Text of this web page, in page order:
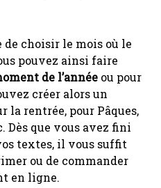
choisir le mois où le
pouvez ainsi faire
de l’année ou pour
créer alors un
la rentrée, pour Pâques,
Dès que vous avez fini
textes, il vous suffit
ou de commander
en ligne.